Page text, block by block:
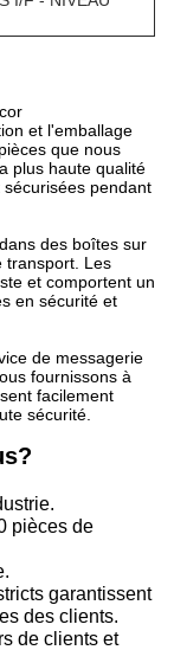
et l'emballage
que nous
plus haute qualité
pendant
des boîtes sur
transport. Les
et comportent un
en sécurité et
de messagerie
fournissons à
facilement
sécurité.
pièces de
garantissent
des clients.
de clients et